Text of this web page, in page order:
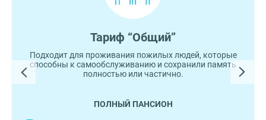
Тариф “Общий”
Подходит для проживания пожилых людей, которые
способны к самообслуживанию и сохранили память
полностью или частично.
ПОЛНЫЙ ПАНСИОН